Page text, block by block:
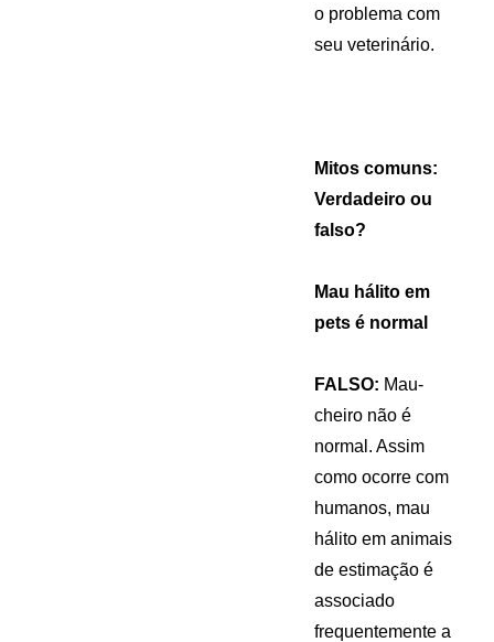
o problema com
seu veterinário.
Mitos comuns:
Verdadeiro ou
falso?
Mau hálito em
pets é normal
FALSO: Mau-
cheiro não é
normal. Assim
como ocorre com
humanos, mau
hálito em animais
de estimação é
associado
frequentemente a